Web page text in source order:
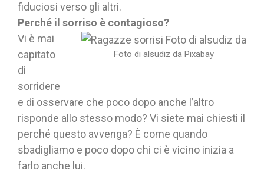
fiduciosi verso gli altri.
Perché il sorriso è contagioso?
Foto di alsudiz da Pixabay
Vi è mai
capitato
di
sorridere
e di osservare che poco dopo anche l’altro
risponde allo stesso modo? Vi siete mai chiesti il
perché questo avvenga? È come quando
sbadigliamo e poco dopo chi ci è vicino inizia a
farlo anche lui.